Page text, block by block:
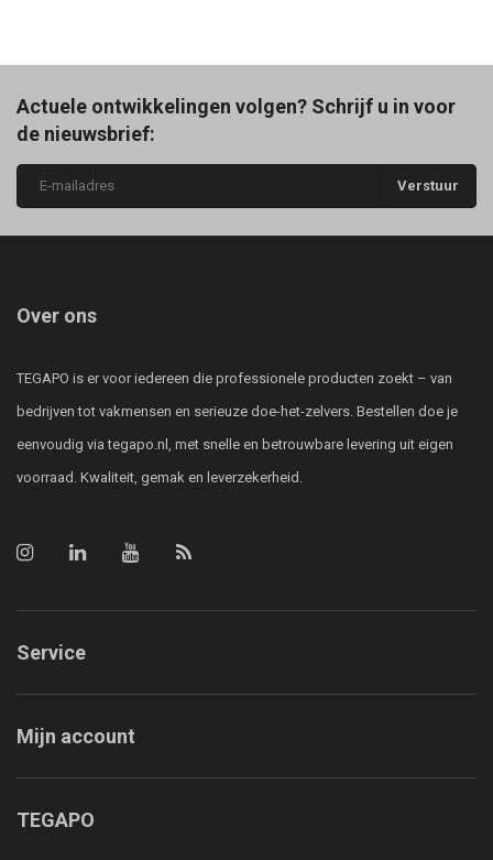
Actuele ontwikkelingen volgen? Schrijf u in voor
de nieuwsbrief:
Verstuur
Over ons
TEGAPO is er voor iedereen die professionele producten zoekt – van
bedrijven tot vakmensen en serieuze doe-het-zelvers. Bestellen doe je
eenvoudig via tegapo.nl, met snelle en betrouwbare levering uit eigen
voorraad. Kwaliteit, gemak en leverzekerheid.
Service
Mijn account
TEGAPO